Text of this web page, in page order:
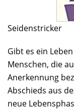
Seidenstricker
Gibt es ein
Menschen, die
Anerkennung
Abschieds aus
neue